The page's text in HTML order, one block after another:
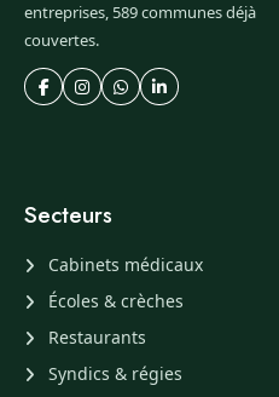
entreprises, 589 communes déjà
couvertes.
Secteurs
Cabinets médicaux
Écoles & crèches
Restaurants
Syndics & régies